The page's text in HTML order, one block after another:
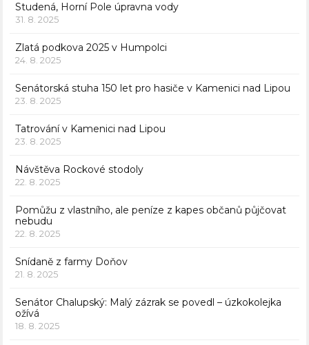
Studená, Horní Pole úpravna vody
31. 8. 2025
Zlatá podkova 2025 v Humpolci
24. 8. 2025
Senátorská stuha 150 let pro hasiče v Kamenici nad Lipou
23. 8. 2025
Tatrování v Kamenici nad Lipou
23. 8. 2025
Návštěva Rockové stodoly
22. 8. 2025
Pomůžu z vlastního, ale peníze z kapes občanů půjčovat
nebudu
22. 8. 2025
Snídaně z farmy Doňov
21. 8. 2025
Senátor Chalupský: Malý zázrak se povedl – úzkokolejka
ožívá
18. 8. 2025